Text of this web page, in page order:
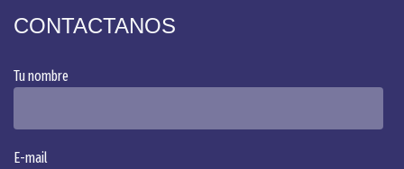
CONTACTANOS
Tu nombre
E-mail
Alternative: